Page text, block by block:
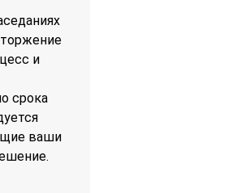
и
срока
ваши